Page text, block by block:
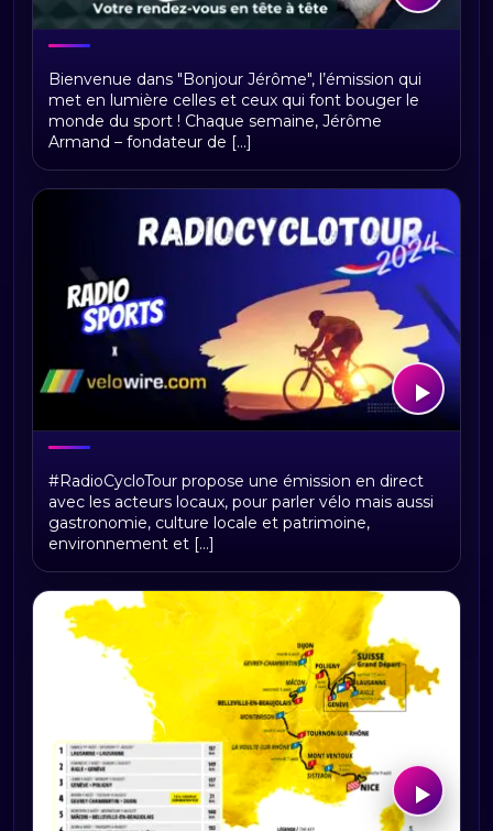
Bonjour Jerome
Bienvenue dans "Bonjour Jérôme", l’émission qui
met en lumière celles et ceux qui font bouger le
monde du sport ! Chaque semaine, Jérôme
Armand – fondateur de [...]
RadioCycloTour, le direct
#RadioCycloTour propose une émission en direct
avec les acteurs locaux, pour parler vélo mais aussi
gastronomie, culture locale et patrimoine,
environnement et [...]